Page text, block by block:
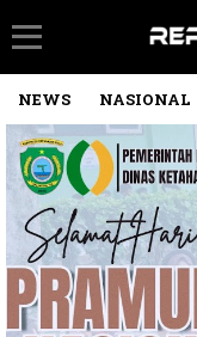
NEWS NASIONAL